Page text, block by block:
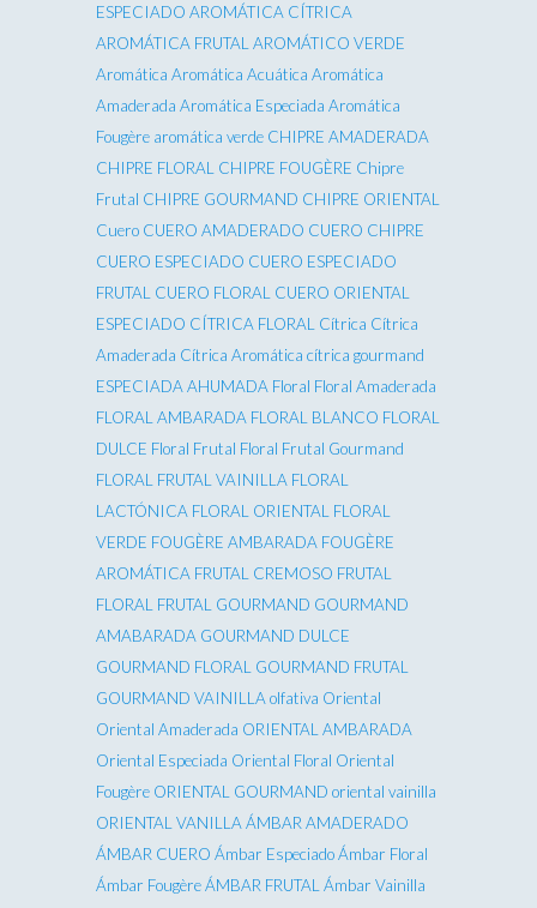
ESPECIADO AROMÁTICA CÍTRICA
AROMÁTICA FRUTAL AROMÁTICO VERDE
Aromática Aromática Acuática Aromática
Amaderada Aromática Especiada Aromática
Fougère aromática verde CHIPRE AMADERADA
CHIPRE FLORAL CHIPRE FOUGÈRE Chipre
Frutal CHIPRE GOURMAND CHIPRE ORIENTAL
Cuero CUERO AMADERADO CUERO CHIPRE
CUERO ESPECIADO CUERO ESPECIADO
FRUTAL CUERO FLORAL CUERO ORIENTAL
ESPECIADO CÍTRICA FLORAL Cítrica Cítrica
Amaderada Cítrica Aromática cítrica gourmand
ESPECIADA AHUMADA Floral Floral Amaderada
FLORAL AMBARADA FLORAL BLANCO FLORAL
DULCE Floral Frutal Floral Frutal Gourmand
FLORAL FRUTAL VAINILLA FLORAL
LACTÓNICA FLORAL ORIENTAL FLORAL
VERDE FOUGÈRE AMBARADA FOUGÈRE
AROMÁTICA FRUTAL CREMOSO FRUTAL
FLORAL FRUTAL GOURMAND GOURMAND
AMABARADA GOURMAND DULCE
GOURMAND FLORAL GOURMAND FRUTAL
GOURMAND VAINILLA olfativa Oriental
Oriental Amaderada ORIENTAL AMBARADA
Oriental Especiada Oriental Floral Oriental
Fougère ORIENTAL GOURMAND oriental vainilla
ORIENTAL VANILLA ÁMBAR AMADERADO
ÁMBAR CUERO Ámbar EspeciadoÁmbar Floral
Ámbar FougèreÁMBAR FRUTAL Ámbar Vainilla